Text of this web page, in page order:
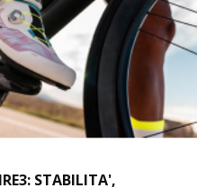
STABILITA',